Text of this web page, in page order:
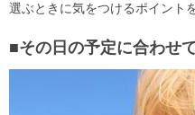
選ぶときに気をつけるポイント
■その日の予定に合わせ